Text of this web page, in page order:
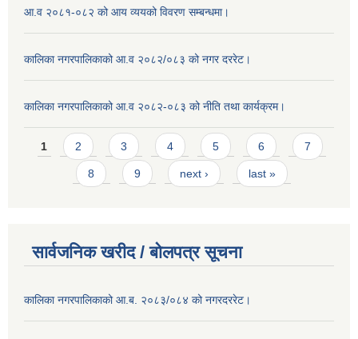
आ.व २०८१-०८२ को आय व्ययको विवरण सम्बन्धमा।
कालिका नगरपालिकाको आ.व २०८२/०८३ को नगर दररेट।
कालिका नगरपालिकाको आ.व २०८२-०८३ को नीति तथा कार्यक्रम।
Pages
1 2 3 4 5 6 7
8 9 next › last »
सार्वजनिक खरीद / बाेलपत्र सूचना
कालिका नगरपालिकाको आ.ब. २०८३/०८४ को नगरदररेट।